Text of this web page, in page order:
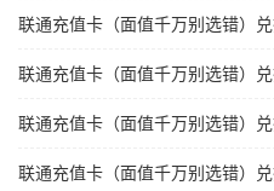
联通充值卡（面值千万别选错）
联通充值卡（面值千万别选错）
联通充值卡（面值千万别选错）
联通充值卡（面值千万别选错）